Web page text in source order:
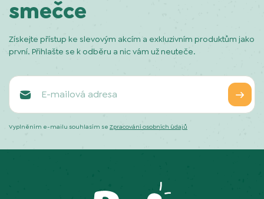
smečce
Získejte přístup ke slevovým akcím a exkluzivním produktům jako
první. Přihlašte se k odběru a nic vám už neuteče.
Vyplněním e-mailu souhlasím se Zpracování osobních údajů